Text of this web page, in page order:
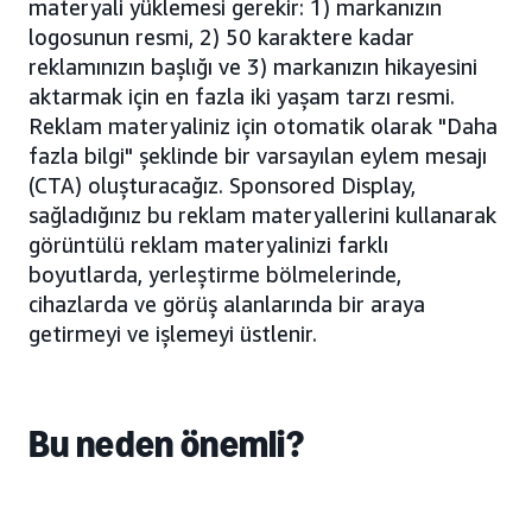
materyali yüklemesi gerekir: 1) markanızın
logosunun resmi, 2) 50 karaktere kadar
reklamınızın başlığı ve 3) markanızın hikayesini
aktarmak için en fazla iki yaşam tarzı resmi.
Reklam materyaliniz için otomatik olarak "Daha
fazla bilgi" şeklinde bir varsayılan eylem mesajı
(CTA) oluşturacağız. Sponsored Display,
sağladığınız bu reklam materyallerini kullanarak
görüntülü reklam materyalinizi farklı
boyutlarda, yerleştirme bölmelerinde,
cihazlarda ve görüş alanlarında bir araya
getirmeyi ve işlemeyi üstlenir.
Bu neden önemli?